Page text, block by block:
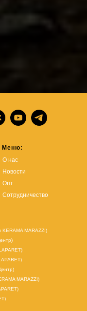
Меню:
О нас
Новости
Опт
Сотрудничество
MARAZZI)
MARAZZI)
)